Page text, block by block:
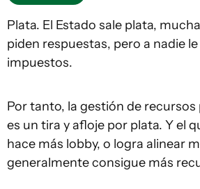
Plata. El Estado sale plata,
piden respuestas, pero a nadie
impuestos.
Por tanto, la gestión de
es un tira y afloje por plata. Y el
hace más lobby, o logra alinear
generalmente consigue más